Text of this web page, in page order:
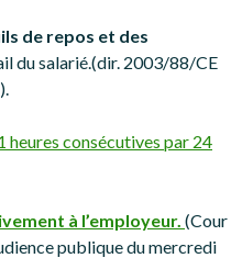
de repos et des
du salarié.(dir. 2003/88/CE
heures consécutives par 24
à l’employeur. (Cour
publique du mercredi